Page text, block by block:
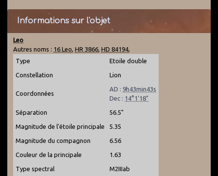
Informations sur l'objet
Leo
Autres noms : 16 Leo, HR 3866, HD 84194,
Type
Etoile double
Constellation Lion
Coordonnées
AD : 9h43min43s
Dec : 14°1'18"
Séparation 56.5"
Magnitude de l'étoile principale 5.35
Magnitude du compagnon 6.56
Couleur de la principale 1.63
Type spectral M2IIIab